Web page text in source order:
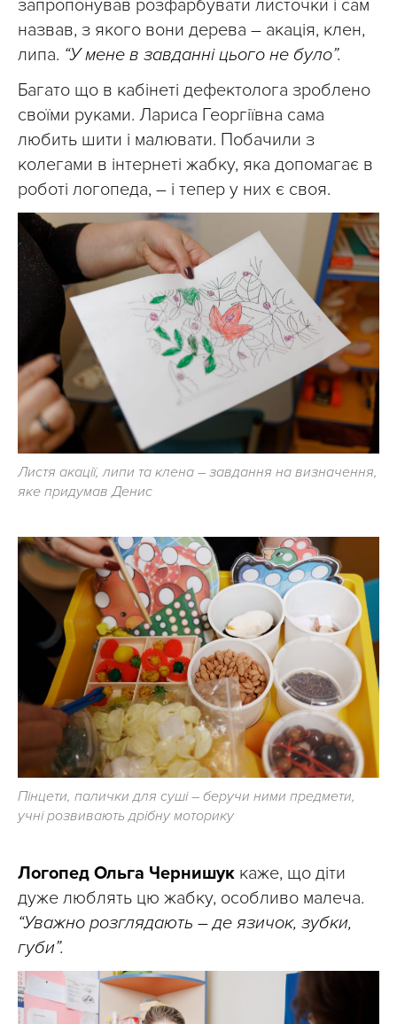
запропонував розфарбувати листочки і сам
назвав, з якого вони дерева – акація, клен,
липа. “У мене в завданні цього не було”.
Багато що в кабінеті дефектолога зроблено
своїми руками. Лариса Георгіївна сама
любить шити і малювати. Побачили з
колегами в інтернеті жабку, яка допомагає в
роботі логопеда, – і тепер у них є своя.
Листя акації, липи та клена – завдання на визначення,
яке придумав Денис
Пінцети, палички для суші – беручи ними предмети,
учні розвивають дрібну моторику
Логопед Ольга Чернишук каже, що діти
дуже люблять цю жабку, особливо малеча.
“Уважно розглядають – де язичок, зубки,
губи”.